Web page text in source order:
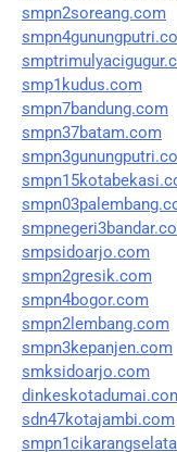
smpn2soreang.com
smp1kudus.com
smpn7bandung.com
smpn37batam.com
smpsidoarjo.com
smpn2gresik.com
smpn4bogor.com
smpn2lembang.com
smpn3kepanjen.com
smksidoarjo.com
sdn47kotajambi.com